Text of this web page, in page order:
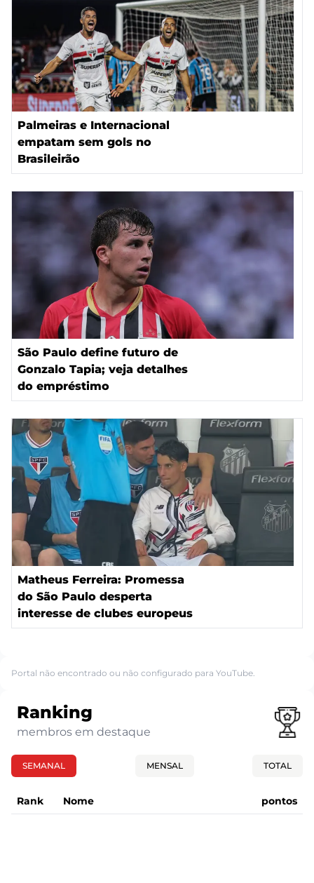
Palmeiras e Internacional
empatam sem gols no
Brasileirão
São Paulo define futuro de
Gonzalo Tapia; veja detalhes
do empréstimo
Matheus Ferreira: Promessa
do São Paulo desperta
interesse de clubes europeus
Portal não encontrado ou não configurado para YouTube.
Ranking
membros em destaque
SEMANAL MENSAL TOTAL
Rank Nome pontos